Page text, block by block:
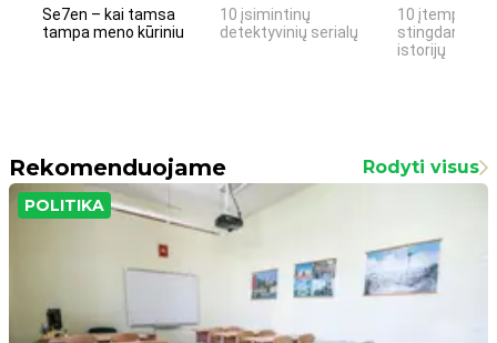
Se7en – kai tamsa
tampa meno kūriniu
10 įsimintinų
detektyvinių serialų
10 įtemptų,
stingdančių
istorijų
Rekomenduojame Rodyti visus
POLITIKA